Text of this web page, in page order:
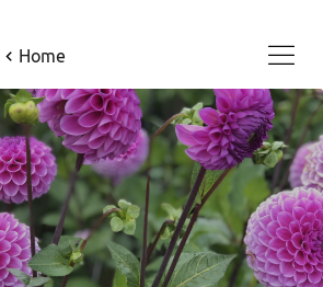
Home